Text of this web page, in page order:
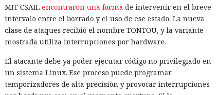
MIT CSAIL encontraron una forma de intervenir en el breve
intervalo entre el borrado y el uso de ese estado. La nueva
clase de ataques recibió el nombre TONTOU, y la variante
mostrada utiliza interrupciones por hardware.
El atacante debe ya poder ejecutar código no privilegiado en
un sistema Linux. Ese proceso puede programar
temporizadores de alta precisión y provocar interrupciones